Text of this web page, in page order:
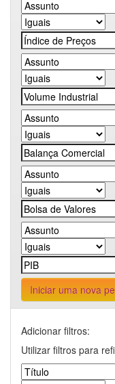
Iniciar uma nova
Adicionar filtros:
Utilizar filtros para